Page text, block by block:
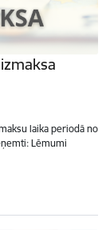
laika periodā no
Lēmumi